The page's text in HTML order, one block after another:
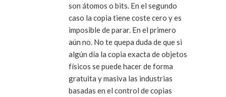
son átomos o bits. En el segundo
caso la copia tiene coste cero y es
imposible de parar. En el primero
aún no. No te quepa duda de que si
algún día la copia exacta de objetos
físicos se puede hacer de forma
gratuita y masiva las industrias
basadas en el control de copias